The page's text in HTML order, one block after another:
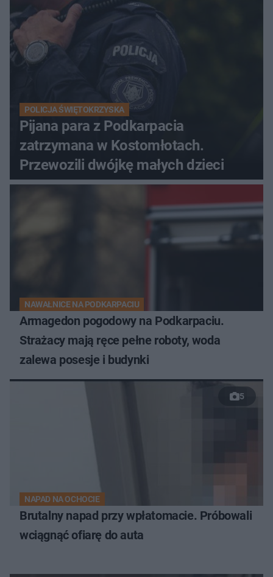
POLICJA ŚWIĘTOKRZYSKA
Pijana para z Podkarpacia
zatrzymana w Kostomłotach.
Przewozili dwójkę małych dzieci
NAWAŁNICE NA PODKARPACIU
Armagedon pogodowy na Podkarpaciu.
Strażacy mają ręce pełne roboty, woda
zalewa posesje i budynki
5
NAPAD NA OCHOCIE
Brutalny napad przy wpłatomacie. Próbowali
wciągnąć ofiarę do auta